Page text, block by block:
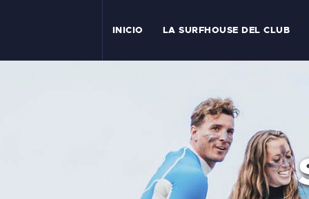
INICIO LA SURFHOUSE DEL CLUB